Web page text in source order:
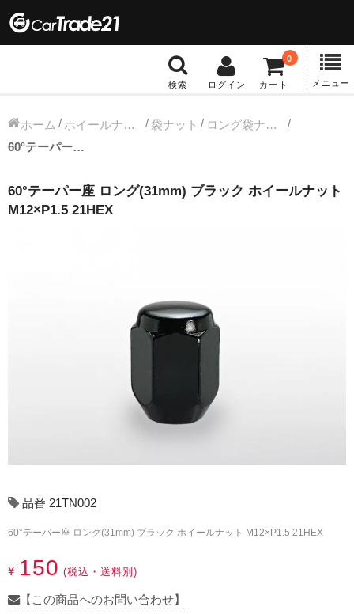
検索 ログイン カート
0
メニュー
冬タイヤホイール
13インチ：冬タイヤホイール
16インチ：冬タイヤホイール
18インチ：冬タイヤホイール
13インチ：夏タイヤホイール
ホーム ホイールナット 袋ナット
ロング袋ナット
60°テーパー座 ロング(31mm) ブラック ホイールナット M12×P1.5 21HEX
60°テーパー座 ロング(31mm) ブラック ホイールナット
M12×P1.5 21HEX
品番 21TN002
60°テーパー座 ロング(31mm) ブラック ホイールナット M12×P1.5 21HEX
¥ 150 (税込・送料別)
【この商品へのお問い合わせ】